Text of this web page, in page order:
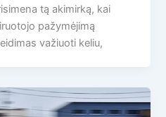
tą akimirką, kai
pažymėjimą
važiuoti keliu,